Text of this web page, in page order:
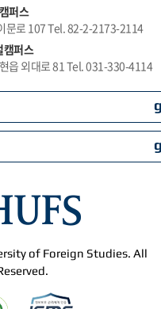
퍼스
문로 107 Tel. 82-2-2173-2114
캠퍼스
읍 외대로 81 Tel. 031-330-4114
of Foreign Studies. All